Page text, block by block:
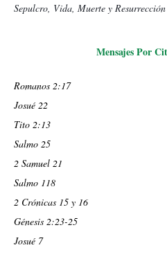
Sepulcro, Vida, Muerte y Resurrección
Mensajes Por
Romanos 2:17
Josué 22
Tito 2:13
Salmo 25
2 Samuel 21
Salmo 118
2 Crónicas 15 y 16
Génesis 2:23-25
Josué 7